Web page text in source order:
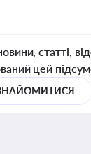
статті,
цей